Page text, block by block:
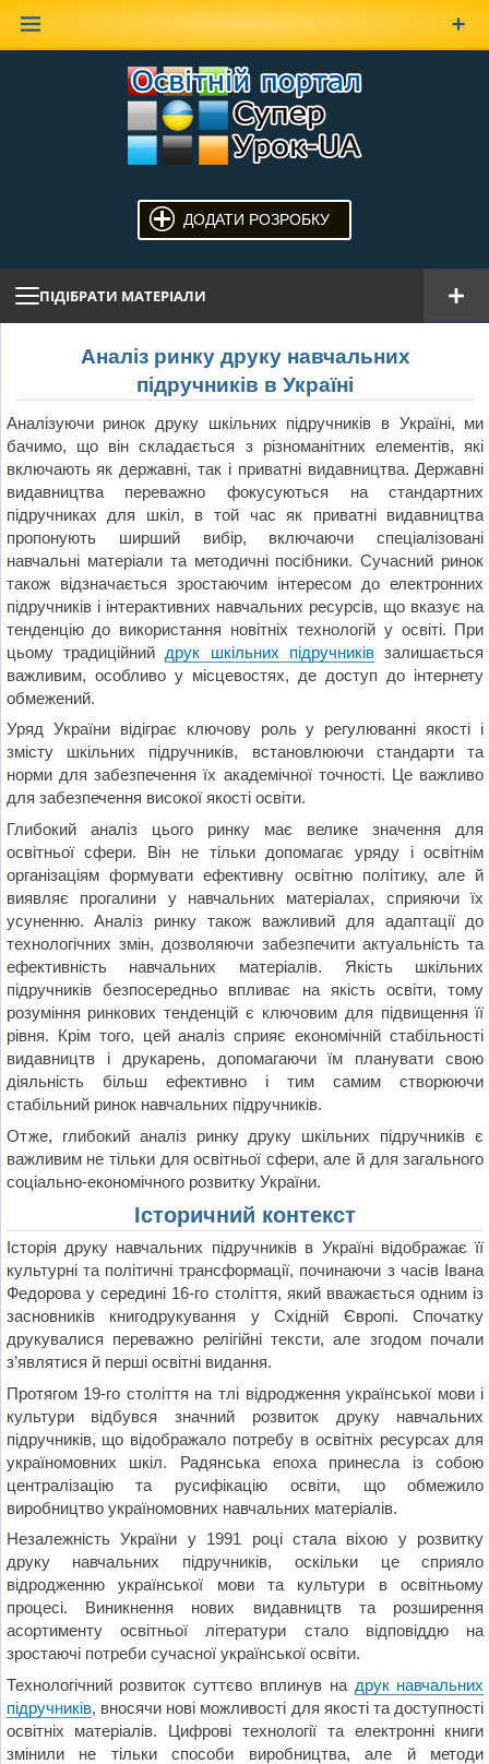
ДОДАТИ РОЗРОБКУ
ПІДІБРАТИ МАТЕРІАЛИ
Аналіз ринку друку навчальних
підручників в Україні
Аналізуючи ринок друку шкільних підручників в Україні, ми
бачимо, що він складається з різноманітних елементів, які
включають як державні, так і приватні видавництва. Державні
видавництва переважно фокусуються на стандартних
підручниках для шкіл, в той час як приватні видавництва
пропонують ширший вибір, включаючи спеціалізовані
навчальні матеріали та методичні посібники. Сучасний ринок
також відзначається зростаючим інтересом до електронних
підручників і інтерактивних навчальних ресурсів, що вказує на
тенденцію до використання новітніх технологій у освіті. При
цьому традиційний друк шкільних підручників залишається
важливим, особливо у місцевостях, де доступ до інтернету
обмежений.
Уряд України відіграє ключову роль у регулюванні якості і
змісту шкільних підручників, встановлюючи стандарти та
норми для забезпечення їх академічної точності. Це важливо
для забезпечення високої якості освіти.
Глибокий аналіз цього ринку має велике значення для
освітньої сфери. Він не тільки допомагає уряду і освітнім
організаціям формувати ефективну освітню політику, але й
виявляє прогалини у навчальних матеріалах, сприяючи їх
усуненню. Аналіз ринку також важливий для адаптації до
технологічних змін, дозволяючи забезпечити актуальність та
ефективність навчальних матеріалів. Якість шкільних
підручників безпосередньо впливає на якість освіти, тому
розуміння ринкових тенденцій є ключовим для підвищення її
рівня. Крім того, цей аналіз сприяє економічній стабільності
видавництв і друкарень, допомагаючи їм планувати свою
діяльність більш ефективно і тим самим створюючи
стабільний ринок навчальних підручників.
Отже, глибокий аналіз ринку друку шкільних підручників є
важливим не тільки для освітньої сфери, але й для загального
соціально-економічного розвитку України.
Історичний контекст
Історія друку навчальних підручників в Україні відображає її
культурні та політичні трансформації, починаючи з часів Івана
Федорова у середині 16-го століття, який вважається одним із
засновників книгодрукування у Східній Європі. Спочатку
друкувалися переважно релігійні тексти, але згодом почали
з’являтися й перші освітні видання.
Протягом 19-го століття на тлі відродження української мови і
культури відбувся значний розвиток друку навчальних
підручників, що відображало потребу в освітніх ресурсах для
україномовних шкіл. Радянська епоха принесла із собою
централізацію та русифікацію освіти, що обмежило
виробництво україномовних навчальних матеріалів.
Незалежність України у 1991 році стала віхою у розвитку
друку навчальних підручників, оскільки це сприяло
відродженню української мови та культури в освітньому
процесі. Виникнення нових видавництв та розширення
асортименту освітньої літератури стало відповіддю на
зростаючі потреби сучасної української освіти.
Технологічний розвиток суттєво вплинув на друк навчальних
підручників, вносячи нові можливості для якості та доступності
освітніх матеріалів. Цифрові технології та електронні книги
змінили не тільки способи виробництва, але й методи